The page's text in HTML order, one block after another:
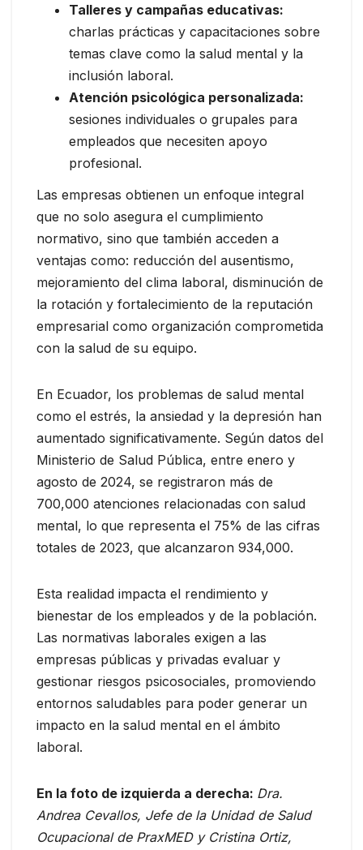
Talleres y campañas educativas:
charlas prácticas y capacitaciones sobre
temas clave como la salud mental y la
inclusión laboral.
Atención psicológica personalizada:
sesiones individuales o grupales para
empleados que necesiten apoyo
profesional.
Las empresas obtienen un enfoque integral
que no solo asegura el cumplimiento
normativo, sino que también acceden a
ventajas como: reducción del ausentismo,
mejoramiento del clima laboral, disminución de
la rotación y fortalecimiento de la reputación
empresarial como organización comprometida
con la salud de su equipo.
En Ecuador, los problemas de salud mental
como el estrés, la ansiedad y la depresión han
aumentado significativamente. Según datos del
Ministerio de Salud Pública, entre enero y
agosto de 2024, se registraron más de
700,000 atenciones relacionadas con salud
mental, lo que representa el 75% de las cifras
totales de 2023, que alcanzaron 934,000.
Esta realidad impacta el rendimiento y
bienestar de los empleados y de la población.
Las normativas laborales exigen a las
empresas públicas y privadas evaluar y
gestionar riesgos psicosociales, promoviendo
entornos saludables para poder generar un
impacto en la salud mental en el ámbito
laboral.
En la foto de izquierda a derecha: Dra.
Andrea Cevallos, Jefe de la Unidad de Salud
Ocupacional de PraxMED y Cristina Ortiz,